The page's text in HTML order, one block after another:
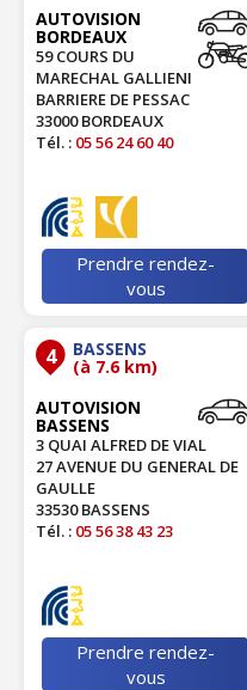
AUTOVISION
BORDEAUX
59 COURS DU
MARECHAL GALLIENI
BARRIERE DE PESSAC
33000 BORDEAUX
Tél. : 05 56 24 60 40
Prendre rendez-
vous
4 BASSENS
(à 7.6 km)
AUTOVISION
BASSENS
3 QUAI ALFRED DE VIAL
27 AVENUE DU GENERAL DE
GAULLE
33530 BASSENS
Tél. : 05 56 38 43 23
Prendre rendez-
vous